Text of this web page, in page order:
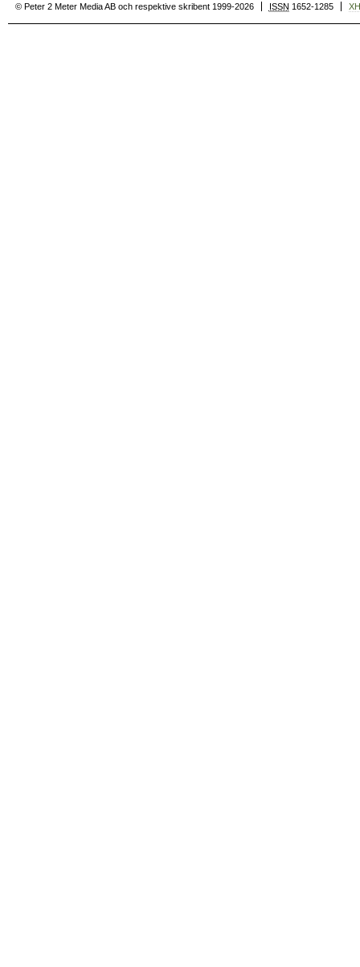
© Peter 2 Meter Media AB och respektive skribent 1999-2026 ISSN 1652-1285